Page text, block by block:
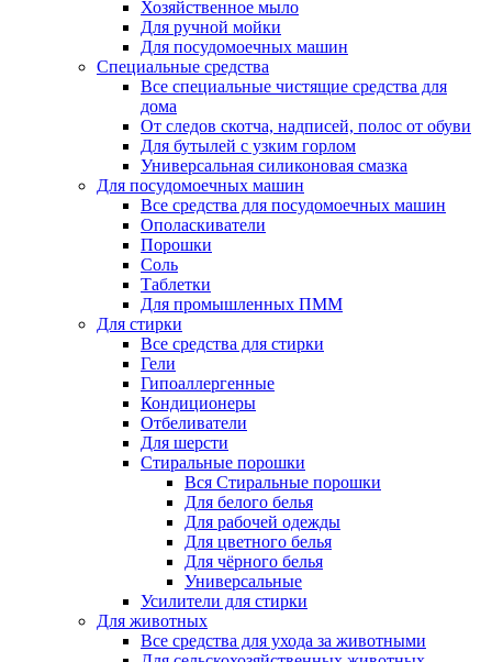
Хозяйственное мыло
Для ручной мойки
Для посудомоечных машин
Специальные средства
Все специальные чистящие средства для
дома
От следов скотча, надписей, полос от обуви
Для бутылей с узким горлом
Универсальная силиконовая смазка
Для посудомоечных машин
Все средства для посудомоечных машин
Ополаскиватели
Порошки
Соль
Таблетки
Для промышленных ПММ
Для стирки
Все средства для стирки
Гели
Гипоаллергенные
Кондиционеры
Отбеливатели
Для шерсти
Стиральные порошки
Вся Стиральные порошки
Для белого белья
Для рабочей одежды
Для цветного белья
Для чёрного белья
Универсальные
Усилители для стирки
Для животных
Все средства для ухода за животными